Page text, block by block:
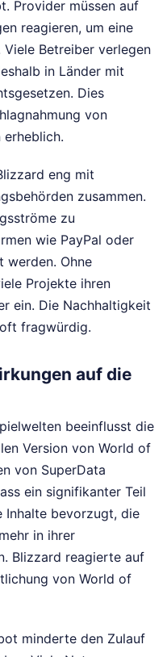
Provider müssen auf
reagieren, um eine
Betreiber verlegen
in Länder mit
Dies
von
erheblich.
eng mit
zusammen.
zu
wie PayPal oder
werden. Ohne
Projekte ihren
ein. Die Nachhaltigkeit
fragwürdig.
auf die
beeinflusst die
Version von World of
von SuperData
ein signifikanter Teil
Inhalte bevorzugt, die
in ihrer
Blizzard reagierte auf
von World of
minderte den Zulauf